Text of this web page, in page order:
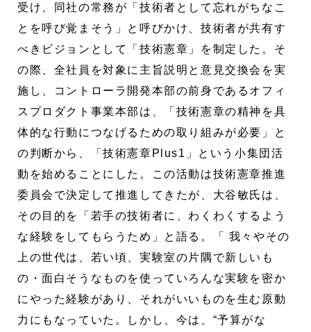
受け、同社の常務が「技術者として忘れがちなこ
とを呼び覚まそう」と呼びかけ、技術者が共有す
べきビジョンとして「技術憲章」を制定した。そ
の際、全社員を対象に主旨説明と意見交換会を実
施し、コントローラ開発本部の前身であるオフィ
スプロダクト事業本部は、「技術憲章の精神を具
体的な行動につなげるための取り組みが必要」と
の判断から、「技術憲章Plus1」という小集団活
動を始めることにした。この活動は技術憲章推進
委員会で決定して推進してきたが、大谷敏氏は、
その目的を「若手の技術者に、わくわくするよう
な経験をしてもらうため」と語る。「 我々やその
上の世代は、若い頃、実験室の片隅で新しいも
の・面白そうなものを使っていろんな実験を密か
にやった経験があり、それがいいものを生む原動
力にもなっていた。しかし、今は、“予算がな